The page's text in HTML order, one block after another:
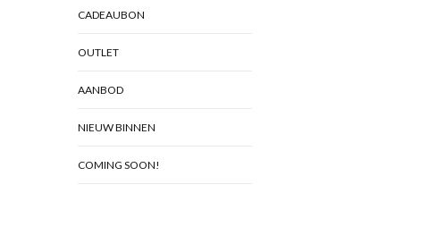
CADEAUBON
OUTLET
AANBOD
NIEUW BINNEN
COMING SOON!